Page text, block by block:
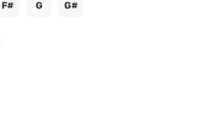
F# G G#